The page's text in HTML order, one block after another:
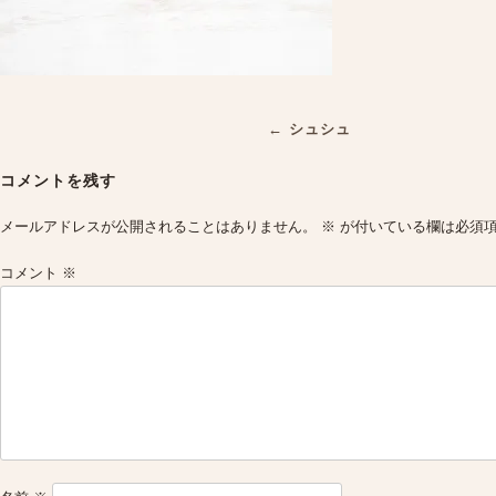
← シュシュ
コメントを残す
メールアドレスが公開されることはありません。 ※ が付いている欄は必須
コメント ※